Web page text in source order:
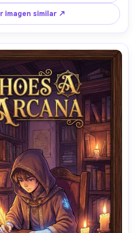
de campo, iluminación
suave --ar 4:5
imagen similar ↗